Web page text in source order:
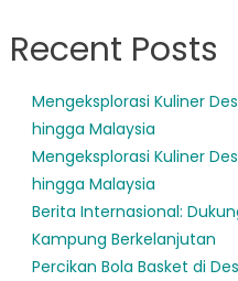
Recent Posts
Mengeksplorasi Kuliner
hingga Malaysia
Mengeksplorasi Kuliner
hingga Malaysia
Berita Internasional:
Kampung Berkelanjutan
Percikan Bola Basket di